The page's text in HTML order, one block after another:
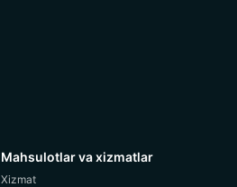
Mahsulotlar va xizmatlar
Xizmat